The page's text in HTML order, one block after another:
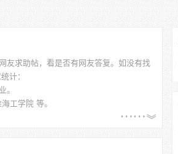
友求助帖，看是否有网友答复。如没有找
计：
。
工学院 等。